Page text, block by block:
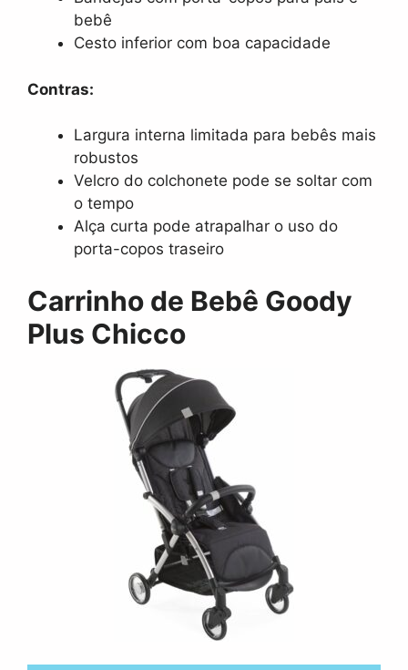
bebê
Cesto inferior com boa capacidade
Contras:
Largura interna limitada para bebês mais
robustos
Velcro do colchonete pode se soltar com
o tempo
Alça curta pode atrapalhar o uso do
porta-copos traseiro
Carrinho de Bebê Goody
Plus Chicco